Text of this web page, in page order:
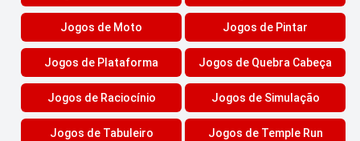
Jogos de Moto Jogos de Pintar
Jogos de Plataforma Jogos de Quebra Cabeça
Jogos de Raciocínio Jogos de Simulação
Jogos de Tabuleiro Jogos de Temple Run